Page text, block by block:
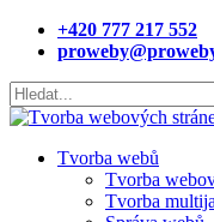
+420 777 217 552
Tvorba webů
Tvorba
Tvorba